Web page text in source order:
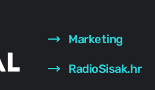
Marketing
RadioSisak.hr